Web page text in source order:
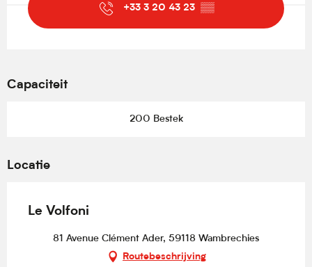
+33 3 20 43 23 ▒▒
Capaciteit
200 Bestek
Locatie
Le Volfoni
81 Avenue Clément Ader, 59118 Wambrechies
Routebeschrijving